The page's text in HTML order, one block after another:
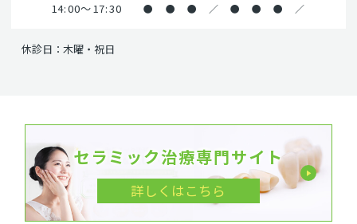
14:00～17:30 ● ● ● ／ ● ● ● ／
休診日：木曜・祝日
セラミック治療専門サイト
詳しくはこちら